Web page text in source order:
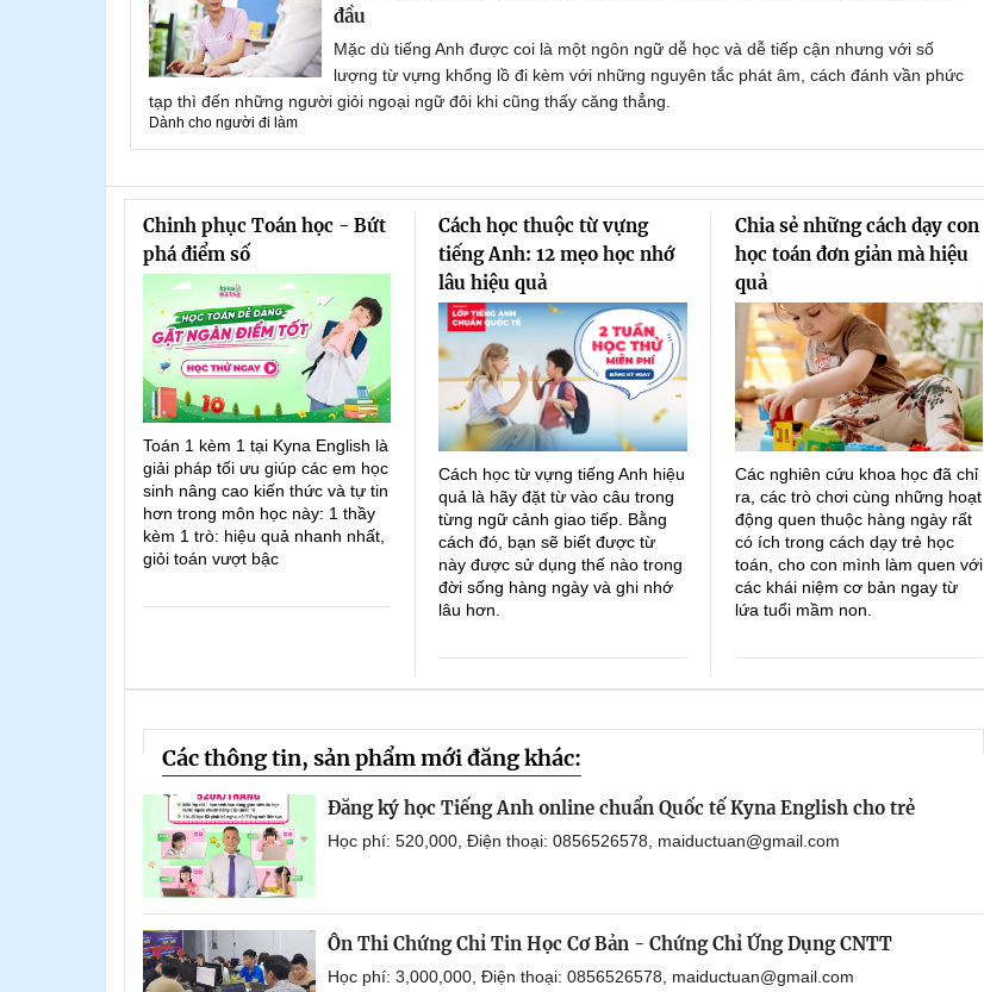
đầu
Mặc dù tiếng Anh được coi là một ngôn ngữ dễ học và dễ tiếp cận nhưng với số
lượng từ vựng khổng lồ đi kèm với những nguyên tắc phát âm, cách đánh vần phức
tạp thì đến những người giỏi ngoại ngữ đôi khi cũng thấy căng thẳng.
Dành cho người đi làm
Chinh phục Toán học - Bứt
phá điểm số
Toán 1 kèm 1 tại Kyna English là
giải pháp tối ưu giúp các em học
sinh nâng cao kiến thức và tự tin
hơn trong môn học này: 1 thầy
kèm 1 trò: hiệu quả nhanh nhất,
giỏi toán vượt bậc
Cách học thuộc từ vựng
tiếng Anh: 12 mẹo học nhớ
lâu hiệu quả
Cách học từ vựng tiếng Anh hiệu
quả là hãy đặt từ vào câu trong
từng ngữ cảnh giao tiếp. Bằng
cách đó, bạn sẽ biết được từ
này được sử dụng thế nào trong
đời sống hàng ngày và ghi nhớ
lâu hơn.
Chia sẻ những cách dạy con
học toán đơn giản mà hiệu
quả
Các nghiên cứu khoa học đã chỉ
ra, các trò chơi cùng những hoạt
động quen thuộc hàng ngày rất
có ích trong cách dạy trẻ học
toán, cho con mình làm quen với
các khái niệm cơ bản ngay từ
lứa tuổi mầm non.
Các thông tin, sản phẩm mới đăng khác:
Đăng ký học Tiếng Anh online chuẩn Quốc tế Kyna English cho trẻ
Học phí: 520,000, Điện thoại: 0856526578, maiductuan@gmail.com
Ôn Thi Chứng Chỉ Tin Học Cơ Bản - Chứng Chỉ Ứng Dụng CNTT
Học phí: 3,000,000, Điện thoại: 0856526578, maiductuan@gmail.com